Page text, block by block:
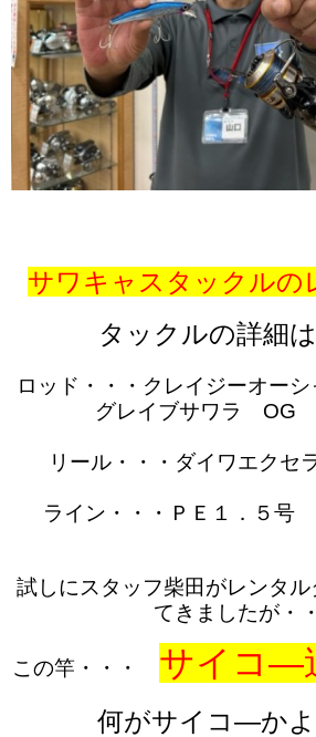
サワキャスタックルの
タックルの詳細は
ロッド・・・クレイジーオー
グレイブサワラ OG
リール・・・ダイワエクセ
ライン・・・ＰＥ１．５号
試しにスタッフ柴田がレンタ
てきましたが・
この竿・・・ サイコ―
何がサイコ―かよ